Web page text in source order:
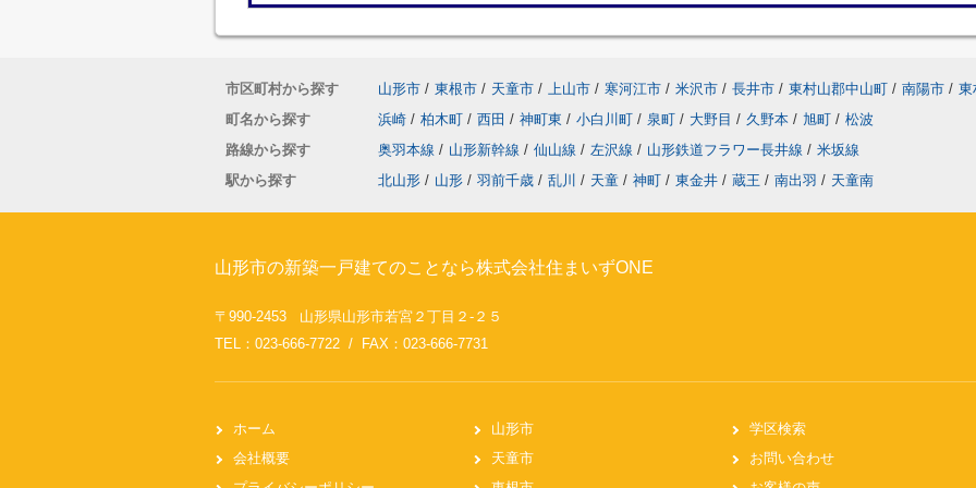
市区町村から探す 山形市 / 東根市 / 天童市 / 上山市 / 寒河江市 / 米沢市 / 長井市 / 東村山郡中山町 / 南陽市 / 東
町名から探す
浜崎 / 柏木町 / 西田 / 神町東 / 小白川町 / 泉町 / 大野目 / 久野本 / 旭町 / 松波
路線から探す
奥羽本線 / 山形新幹線 / 仙山線 / 左沢線 / 山形鉄道フラワー長井線 / 米坂線
駅から探す
北山形 / 山形 / 羽前千歳 / 乱川 / 天童 / 神町 / 東金井 / 蔵王 / 南出羽 / 天童南
山形市の新築一戸建てのことなら株式会社住まいずONE
〒990-2453 山形県山形市若宮２丁目２-２５
TEL：023-666-7722 / FAX：023-666-7731
ホーム
会社概要
山形市
天童市
学区検索
お問い合わせ